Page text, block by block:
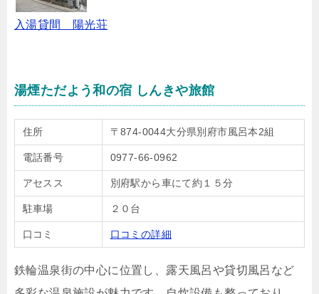
入湯貸間 陽光荘
湯煙ただよう和の宿 しんきや旅館
住所 〒874-0044大分県別府市風呂本2組
電話番号 0977-66-0962
アセスス 別府駅から車にて約１５分
駐車場 ２０台
口コミ 口コミの詳細
鉄輪温泉街の中心に位置し、露天風呂や貸切風呂など